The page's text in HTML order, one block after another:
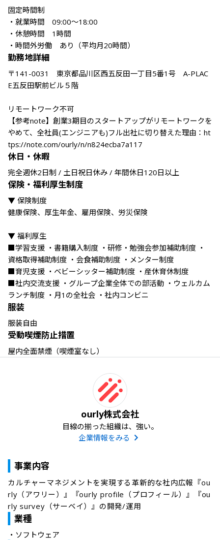
固定時間制
・就業時間　09:00～18:00
・休憩時間　1時間
・時間外労働　あり（平均月20時間）
勤務地詳細
〒141-0031　東京都品川区西五反田一丁目5番1号　A-PLAC
E五反田駅前ビル５階
リモートワーク不可
【参考note】創業3期目のスタートアップがリモートワークを
やめて、全社員(エンジニアも)フル出社に切り替えた理由：ht
休日・休暇
完全週休2日制 / 土日祝日休み / 年間休日120日以上
保険・福利厚生制度
▼ 保険制度
健康保険、厚生年金、雇用保険、労災保険
▼ 福利厚生
■学習支援 ・書籍購入制度 ・研修・勉強会参加補助制度 ・
資格取得補助制度 ・会食補助制度 ・メンター制度
■育児支援 ・ベビーシッター補助制度 ・産休育休制度
■社内交流支援 ・グループ企業全体での部活動 ・ウェルカム
ランチ制度 ・月1の全社会 ・社内コンビニ
服装
服装自由
受動喫煙防止措置
屋内全面禁煙（喫煙室なし）
ourly株式会社
目線の揃った組織は、強い。
企業情報をみる
事業内容
カルチャーマネジメントを実現する革新的な社内広報『ou
rly（アワリー）』『ourly profile（プロフィール）』『ou
rly survey（サーベイ）』の開発/運用
業種
・ ソフトウェア